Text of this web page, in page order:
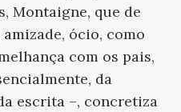
Montaigne, que de
ócio, como
com os pais,
da
escrita –, concretiza